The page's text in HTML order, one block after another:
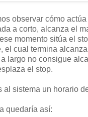
observar cómo
a corto, alcanza el
momento sitúa el
el cual termina
largo no consigue
el stop.
al sistema un horario
quedaría así: